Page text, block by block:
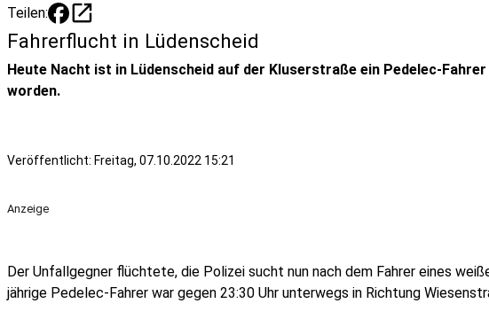
Teilen: open_in_new
Fahrerflucht in Lüdenscheid
Heute Nacht ist in Lüdenscheid auf der Kluserstraße ein Pedelec-
worden.
Veröffentlicht: Freitag, 07.10.2022 15:21
Anzeige
Der Unfallgegner flüchtete, die Polizei sucht nun nach dem Fahrer eines
jährige Pedelec-Fahrer war gegen 23:30 Uhr unterwegs in Richtung